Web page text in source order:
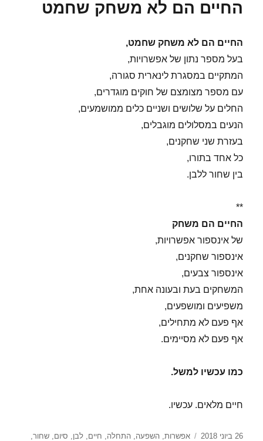
החיים הם לא משחק שחמט
החיים הם לא משחק שחמט,
בעל מספר נתון של אפשרויות,
המתקיים במסגרת לינארית סגורה,
עם מספר מצומצם של חוקים מוגדרים,
החלים על שלושים ושניים כלים ממושמעים,
הנעים במסלולים מוגבלים,
בעזרת שני שחקנים,
כל אחד בתורו,
בין שחור ללבן.
**
החיים הם משחק
של אינספור אפשרויות,
אינספור שחקנים,
אינספור צבעים,
המשחקים בעת ובעונה אחת,
משפיעים ומושפעים,
אף פעם לא מתחילים,
אף פעם לא מסיימים.
כמו עכשיו למשל.
חיים מלאים. עכשיו.
פורסם
26 ביוני 2018 תגיות
אפשרות,השפעה,התחלה, חיים,לבן, סיום,שחור,